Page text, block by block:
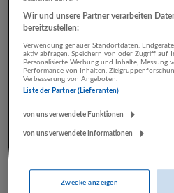
Bergheim bei
Bau | Beherbergung und
Wir und unsere Partner verarbeiten
bereitzustellen:
Verwendung genauer Standortdaten.
aktiv abfragen. Speichern von oder Zugriff auf
Personalisierte Werbung und Inhalte, Messung
Performance von Inhalten,
Verbesserung von Angeboten.
Liste der Partner (Lieferanten)
von uns verwendete Funktionen
von uns verwendete Informationen
Zwecke anzeigen